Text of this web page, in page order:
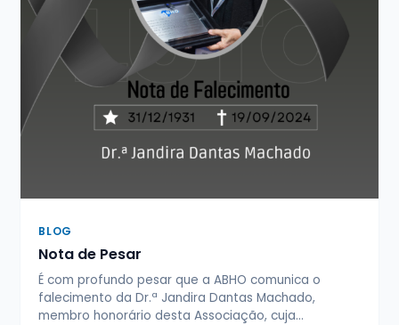
BLOG
Nota de Pesar
É com profundo pesar que a ABHO comunica o
falecimento da Dr.ª Jandira Dantas Machado,
membro honorário desta Associação, cuja…